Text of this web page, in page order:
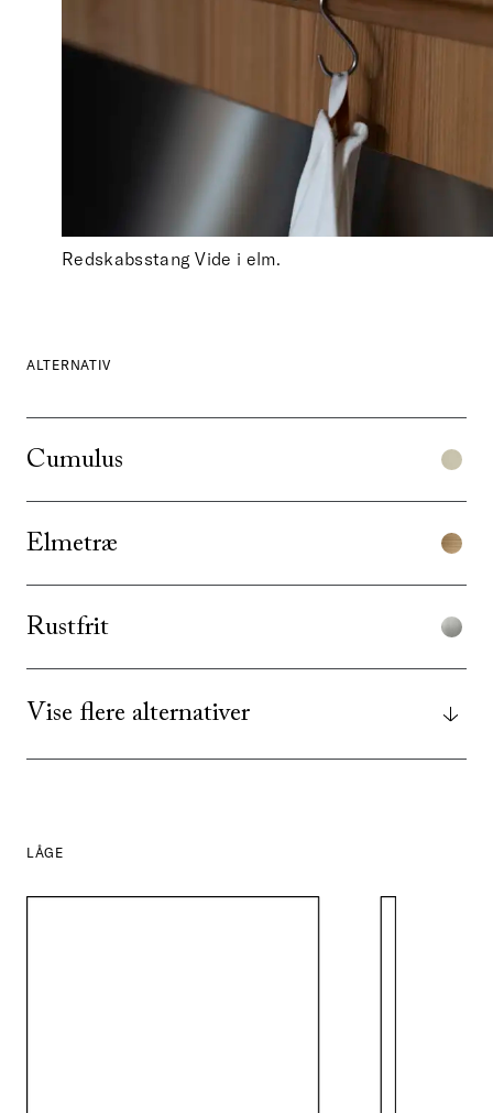
Redskabsstang Vide i elm.
ALTERNATIV
Cumulus
SE ALLE I DENNE FARVE
Elmetræ
Rustfrit
Vise flere alternativer
LÅGE